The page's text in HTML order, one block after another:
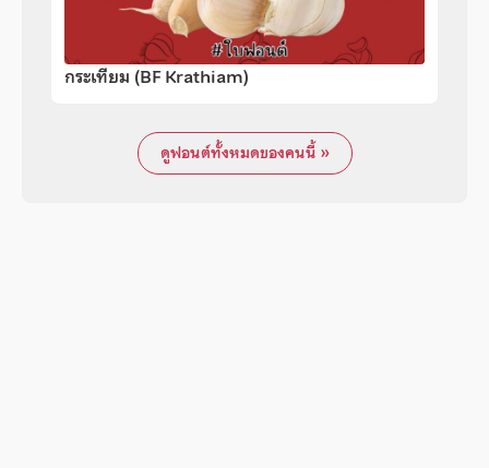
กระเทียม (BF Krathiam)
ดูฟอนต์ทั้งหมดของคนนี้ »